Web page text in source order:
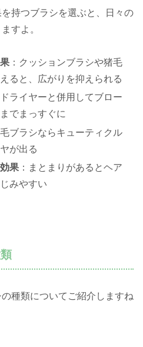
持つブラシを選ぶと、日々の
すよ。
：クッションブラシや猪毛
ると、広がりを抑えられる
ドライヤーと併用してブロー
でまっすぐに
毛ブラシならキューティクル
が出る
果 ：まとまりがあるとヘア
みやすい
種類についてご紹介しますね